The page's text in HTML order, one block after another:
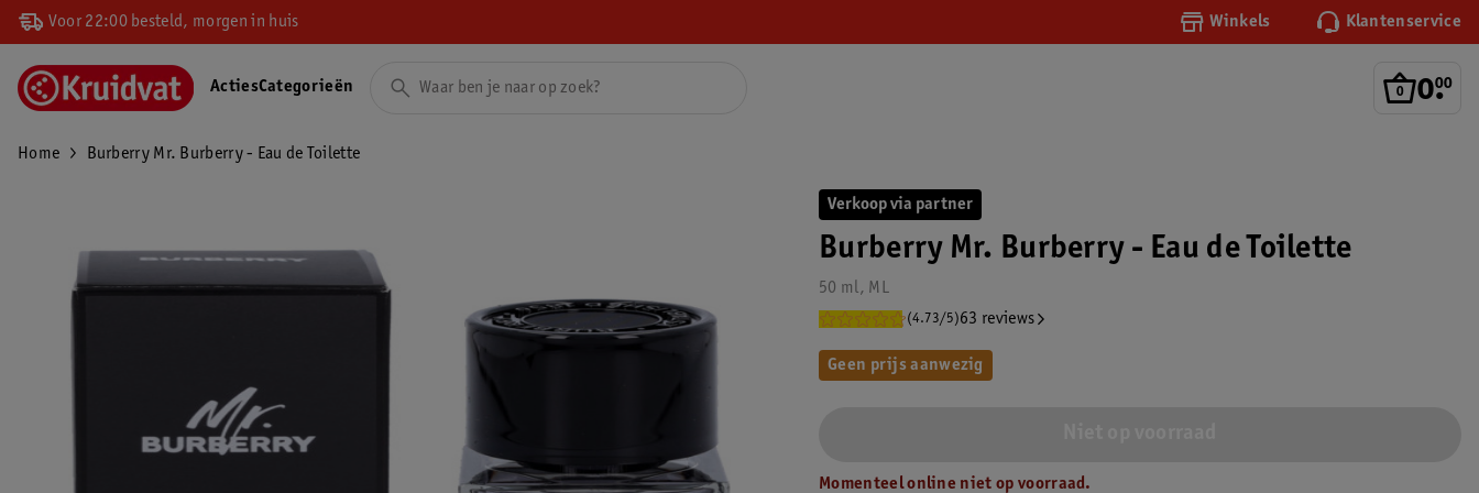
Voor 22:00 besteld, morgen in huis Winkels Klantenservice
0.
00
ActiesCategorieën
Home Burberry Mr. Burberry - Eau de Toilette
Verkoop via partner
Burberry Mr. Burberry - Eau de Toilette
50 ml, ML
(4.73/5)63 reviews
Geen prijs aanwezig
Momenteel online niet op voorraad.